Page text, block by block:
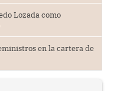
Lozada como
en la cartera de